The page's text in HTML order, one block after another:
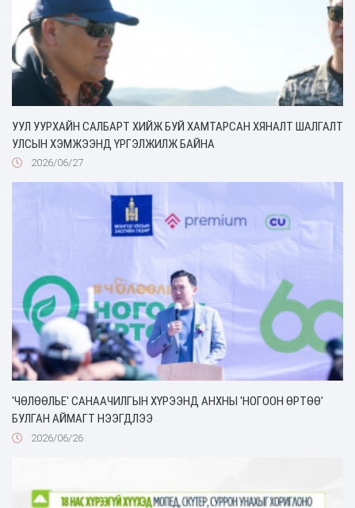
УУЛ УУРХАЙН САЛБАРТ ХИЙЖ БУЙ ХАМТАРСАН ХЯНАЛТ ШАЛГАЛТ
УЛСЫН ХЭМЖЭЭНД ҮРГЭЛЖИЛЖ БАЙНА
2026/06/27
'ЧӨЛӨӨЛЬЕ' САНААЧИЛГЫН ХҮРЭЭНД АНХНЫ 'НОГООН ӨРТӨӨ'
БУЛГАН АЙМАГТ НЭЭГДЛЭЭ
2026/06/26